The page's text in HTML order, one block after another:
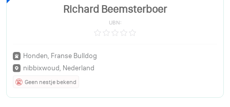
Richard Beemsterboer
UBN:
Honden, Franse Bulldog
nibbixwoud, Nederland
Geen nestje bekend